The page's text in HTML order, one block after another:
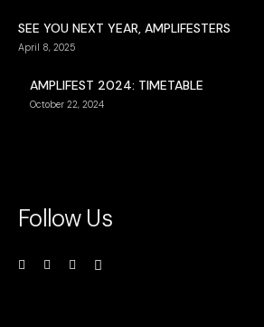
SEE YOU NEXT YEAR, AMPLIFESTERS
April 8, 2025
AMPLIFEST 2024: TIMETABLE
October 22, 2024
Follow Us